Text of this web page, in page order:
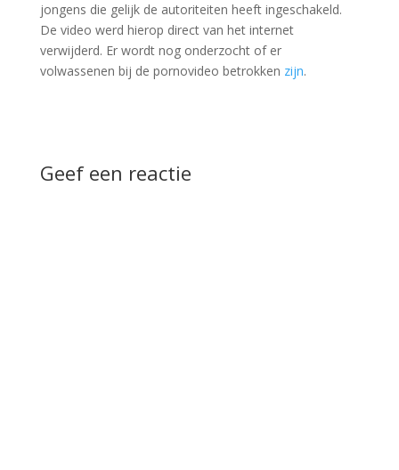
jongens die gelijk de autoriteiten heeft ingeschakeld.
De video werd hierop direct van het internet
verwijderd. Er wordt nog onderzocht of er
volwassenen bij de pornovideo betrokken zijn.
Geef een reactie